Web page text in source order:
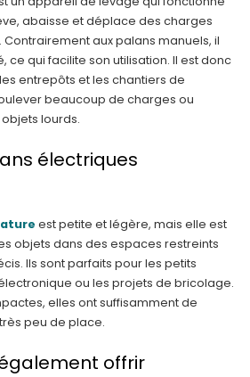
abaisse et déplace des charges
aux palans manuels, il
ce qui facilite son utilisation. Il est donc
entrepôts et les chantiers de
beaucoup de charges ou
lourds.
électriques
est petite et légère, mais elle est
objets dans des espaces restreints
Ils sont parfaits pour les petits
ou les projets de bricolage.
elles ont suffisamment de
peu de place.
offrir